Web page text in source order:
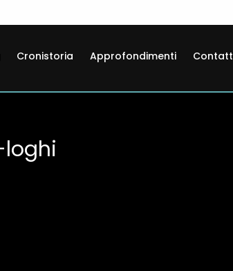
Cronistoria Approfondimenti